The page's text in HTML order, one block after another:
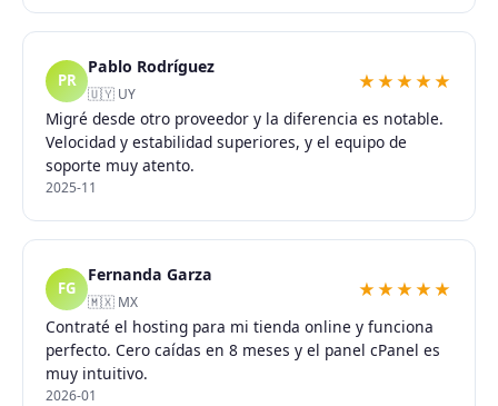
PR
Pablo Rodríguez
🇺🇾 UY
★★★★★
Migré desde otro proveedor y la diferencia es notable.
Velocidad y estabilidad superiores, y el equipo de
soporte muy atento.
2025-11
FG
Fernanda Garza
🇲🇽 MX
★★★★★
Contraté el hosting para mi tienda online y funciona
perfecto. Cero caídas en 8 meses y el panel cPanel es
muy intuitivo.
2026-01